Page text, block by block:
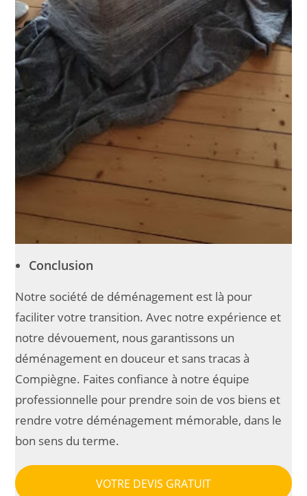
Conclusion
Notre société de déménagement est là pour
faciliter votre transition. Avec notre expérience et
notre dévouement, nous garantissons un
déménagement en douceur et sans tracas à
Compiègne. Faites confiance à notre équipe
professionnelle pour prendre soin de vos biens et
rendre votre déménagement mémorable, dans le
bon sens du terme.
VOTRE DEVIS GRATUIT